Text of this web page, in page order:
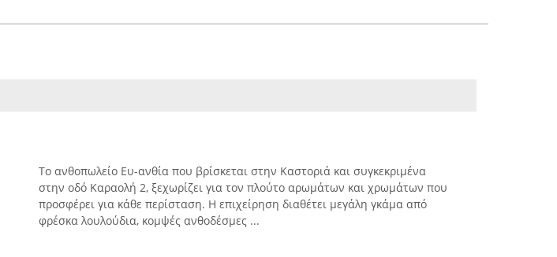
Το ανθοπωλείο Ευ-ανθία που βρίσκεται στην Καστοριά και συγκεκριμένα
στην οδό Καραολή 2, ξεχωρίζει για τον πλούτο αρωμάτων και χρωμάτων που
προσφέρει για κάθε περίσταση. Η επιχείρηση διαθέτει μεγάλη γκάμα από
φρέσκα λουλούδια, κομψές ανθοδέσμες ...